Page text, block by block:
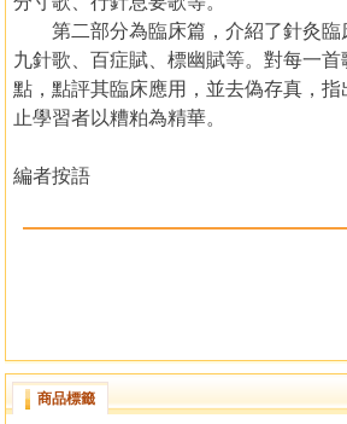
第二部分為臨床篇，介紹了針灸臨
九針歌、百症賦、標幽賦等。對每一
點，點評其臨床應用，並去偽存真，
止學習者以糟粕為精華。
編者按語
針灸學術源遠流長，源自人性之初
觴，針本天成，灸乃神術，堪稱中華
浩繁，今與同事擇其實用者30 首分為
內容參悟針灸前賢學人智慧，從中稍
商品標籤